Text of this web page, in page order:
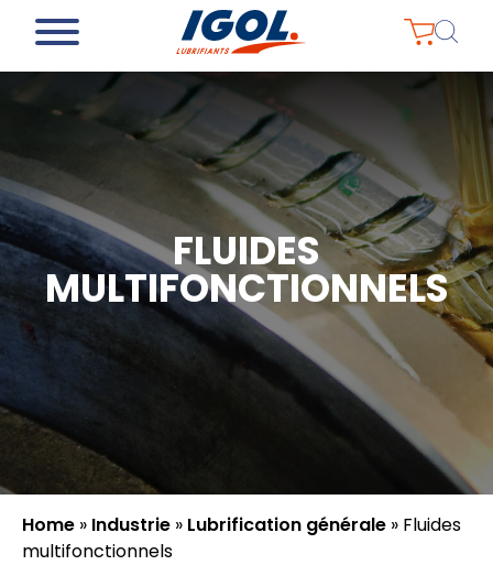
FLUIDES
MULTIFONCTIONNELS
Home » Industrie » Lubrification générale » Fluides
multifonctionnels